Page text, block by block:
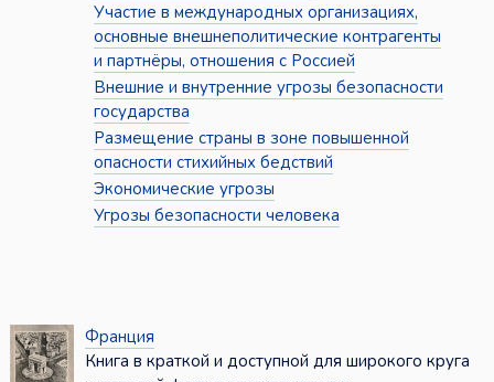
Участие в международных организациях,
основные внешнеполитические контрагенты
и партнёры, отношения с Россией
Внешние и внутренние угрозы безопасности
государства
Размещение страны в зоне повышенной
опасности стихийных бедствий
Экономические угрозы
Угрозы безопасности человека
Франция
Книга в краткой и доступной для широкого круга